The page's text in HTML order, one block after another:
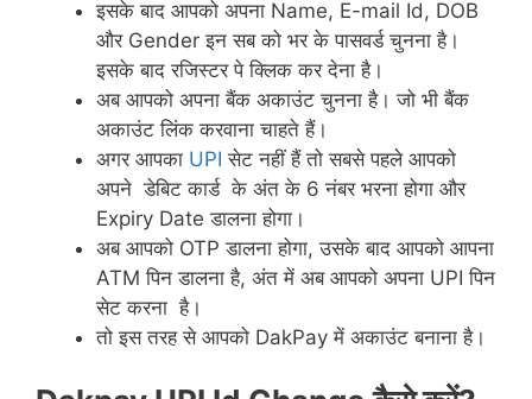
इसके बाद आपको अपना Name, E-mail Id, DOB
और Gender इन सब को भर के पासवर्ड चुनना है।
इसके बाद रजिस्टर पे क्लिक कर देना है।
अब आपको अपना बैंक अकाउंट चुनना है। जो भी बैंक
अकाउंट लिंक करवाना चाहते हैं।
अगर आपका UPI सेट नहीं हैं तो सबसे पहले आपको
अपने डेबिट कार्ड के अंत के 6 नंबर भरना होगा और
Expiry Date डालना होगा।
अब आपको OTP डालना होगा, उसके बाद आपको आपना
ATM पिन डालना है, अंत में अब आपको अपना UPI पिन
सेट करना है।
तो इस तरह से आपको DakPay में अकाउंट बनाना है।